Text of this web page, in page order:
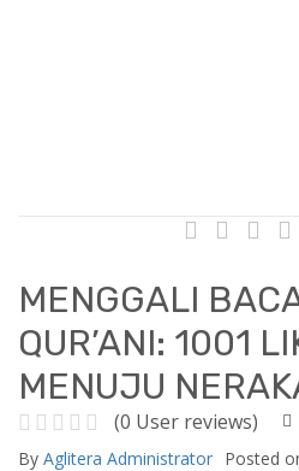
MENGGALI
QUR’ANI: 1001
MENUJU
(0 User reviews)
By Aglitera Administrator Posted